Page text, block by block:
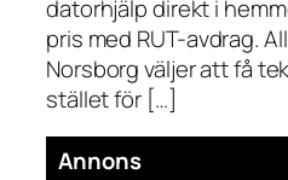
datorhjälp direkt i
pris med RUT-avdrag.
Norsborg väljer att få
stället för […]
Annons